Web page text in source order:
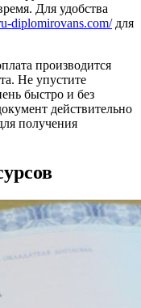
Для удобства
diplomirovans.com/для
производится
Не упустите
быстро и без
действительно
получения